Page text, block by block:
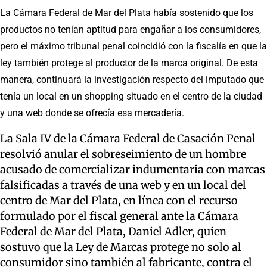
La Cámara Federal de Mar del Plata había sostenido que los
productos no tenían aptitud para engañar a los consumidores,
pero el máximo tribunal penal coincidió con la fiscalía en que la
ley también protege al productor de la marca original. De esta
manera, continuará la investigación respecto del imputado que
tenía un local en un shopping situado en el centro de la ciudad
y una web donde se ofrecía esa mercadería.
La Sala IV de la Cámara Federal de Casación Penal
resolvió anular el sobreseimiento de un hombre
acusado de comercializar indumentaria con marcas
falsificadas a través de una web y en un local del
centro de Mar del Plata, en línea con el recurso
formulado por el fiscal general ante la Cámara
Federal de Mar del Plata, Daniel Adler, quien
sostuvo que la Ley de Marcas protege no solo al
consumidor sino también al fabricante, contra el